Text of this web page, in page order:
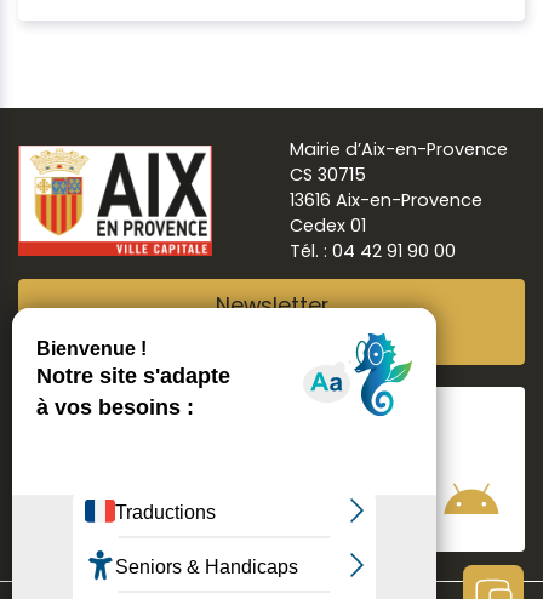
Mairie d’Aix-en-Provence
CS 30715
13616 Aix-en-Provence
Cedex 01
Tél. : 04 42 91 90 00
Newsletter
Suivre Aix ma ville